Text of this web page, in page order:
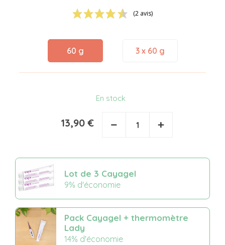
(2 avis)
60 g 3 x 60 g
En stock
13,90 € − +
Lot de 3 Cayagel
9% d'économie
Pack Cayagel + thermomètre
Lady
14% d'économie